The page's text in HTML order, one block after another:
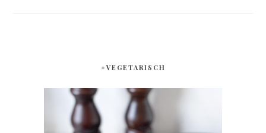
#VEGETARISCH